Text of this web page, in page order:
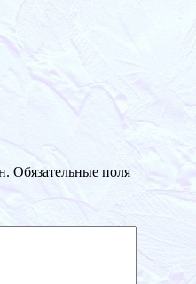
Обязательные поля